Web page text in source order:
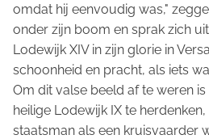
omdat hij eenvoudig was,"
onder zijn boom en sprak zich
Lodewijk XIV in zijn glorie in
schoonheid en pracht, als iets
Om dit valse beeld af te weren
heilige Lodewijk IX te
staatsman als een kruisvaarder